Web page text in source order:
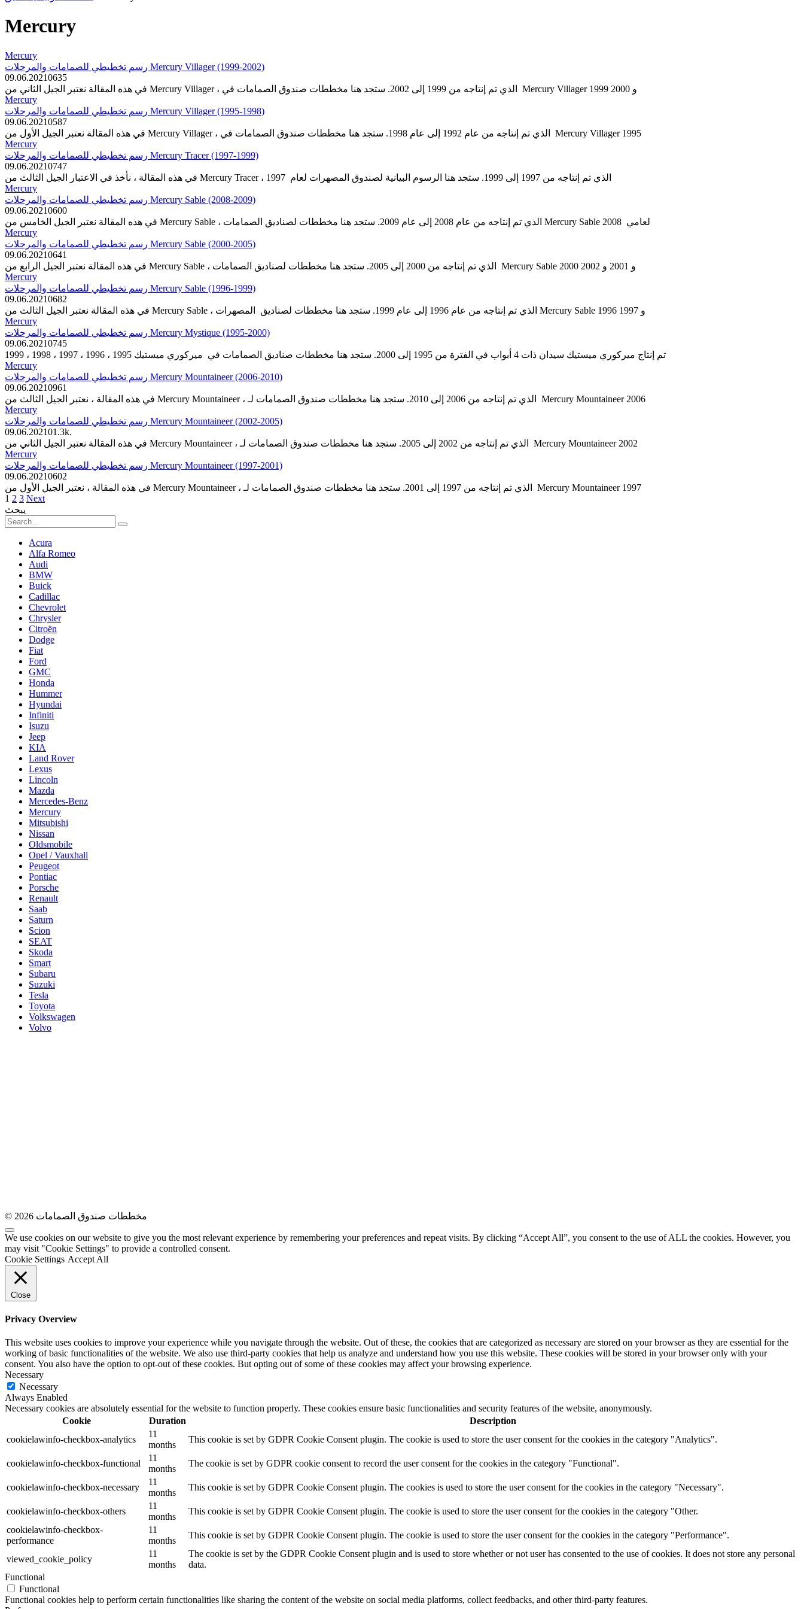
Mercury
Mercury
رسم تخطيطي للصمامات والمرحلات Mercury Villager (1999-2002)
09.06.20210635
في هذه المقالة نعتبر الجيل الثاني من Mercury Villager ، الذي تم إنتاجه من 1999 إلى 2002. ستجد هنا مخططات صندوق الصمامات في Mercury Villager 1999 و 2000
Mercury
رسم تخطيطي للصمامات والمرحلات Mercury Villager (1995-1998)
09.06.20210587
في هذه المقالة نعتبر الجيل الأول من Mercury Villager ، الذي تم إنتاجه من عام 1992 إلى عام 1998. ستجد هنا مخططات صندوق الصمامات في Mercury Villager 1995
Mercury
رسم تخطيطي للصمامات والمرحلات Mercury Tracer (1997-1999)
09.06.20210747
في هذه المقالة ، نأخذ في الاعتبار الجيل الثالث من Mercury Tracer ، الذي تم إنتاجه من 1997 إلى 1999. ستجد هنا الرسوم البيانية لصندوق المصهرات لعام 1997
Mercury
رسم تخطيطي للصمامات والمرحلات Mercury Sable (2008-2009)
09.06.20210600
في هذه المقالة نعتبر الجيل الخامس من Mercury Sable ، الذي تم إنتاجه من عام 2008 إلى عام 2009. ستجد هنا مخططات لصناديق الصمامات Mercury Sable لعامي 2008
Mercury
رسم تخطيطي للصمامات والمرحلات Mercury Sable (2000-2005)
09.06.20210641
في هذه المقالة نعتبر الجيل الرابع من Mercury Sable ، الذي تم إنتاجه من 2000 إلى 2005. ستجد هنا مخططات لصناديق الصمامات Mercury Sable 2000 و 2001 و 2002
Mercury
رسم تخطيطي للصمامات والمرحلات Mercury Sable (1996-1999)
09.06.20210682
في هذه المقالة نعتبر الجيل الثالث من Mercury Sable ، الذي تم إنتاجه من عام 1996 إلى عام 1999. ستجد هنا مخططات لصناديق المصهرات Mercury Sable 1996 و 1997
Mercury
رسم تخطيطي للصمامات والمرحلات Mercury Mystique (1995-2000)
09.06.20210745
تم إنتاج ميركوري ميستيك سيدان ذات 4 أبواب في الفترة من 1995 إلى 2000. ستجد هنا مخططات صناديق الصمامات في ميركوري ميستيك 1995 ، 1996 ، 1997 ، 1998 ، 1999
Mercury
رسم تخطيطي للصمامات والمرحلات Mercury Mountaineer (2006-2010)
09.06.20210961
في هذه المقالة ، نعتبر الجيل الثالث من Mercury Mountaineer ، الذي تم إنتاجه من 2006 إلى 2010. ستجد هنا مخططات صندوق الصمامات لـ Mercury Mountaineer 2006
Mercury
رسم تخطيطي للصمامات والمرحلات Mercury Mountaineer (2002-2005)
09.06.202101.3k.
في هذه المقالة نعتبر الجيل الثاني من Mercury Mountaineer ، الذي تم إنتاجه من 2002 إلى 2005. ستجد هنا مخططات صندوق الصمامات لـ Mercury Mountaineer 2002
Mercury
رسم تخطيطي للصمامات والمرحلات Mercury Mountaineer (1997-2001)
09.06.20210602
في هذه المقالة ، نعتبر الجيل الأول من Mercury Mountaineer ، الذي تم إنتاجه من 1997 إلى 2001. ستجد هنا مخططات صندوق الصمامات لـ Mercury Mountaineer 1997
Posts
pagination
1 2 3 Next
يبحث
Search
for:
Acura
Alfa Romeo
Audi
BMW
Buick
Cadillac
Chevrolet
Chrysler
Citroën
Dodge
Fiat
Ford
GMC
Honda
Hummer
Hyundai
Infiniti
Isuzu
Jeep
KIA
Land Rover
Lexus
Lincoln
Mazda
Mercedes-Benz
Mercury
Mitsubishi
Nissan
Oldsmobile
Opel / Vauxhall
Peugeot
Pontiac
Porsche
Renault
Saab
Saturn
Scion
SEAT
Skoda
Smart
Subaru
Suzuki
Tesla
Toyota
Volkswagen
Volvo
© 2026 مخططات صندوق الصمامات
We use cookies on our website to give you the most relevant experience by remembering your preferences and repeat visits. By clicking “Accept All”, you consent to the use of ALL the cookies. However, you
may visit "Cookie Settings" to provide a controlled consent.
Cookie Settings Accept All
Close
Privacy Overview
This website uses cookies to improve your experience while you navigate through the website. Out of these, the cookies that are categorized as necessary are stored on your browser as they are essential for the
working of basic functionalities of the website. We also use third-party cookies that help us analyze and understand how you use this website. These cookies will be stored in your browser only with your
consent. You also have the option to opt-out of these cookies. But opting out of some of these cookies may affect your browsing experience.
Necessary
Necessary
Always Enabled
Necessary cookies are absolutely essential for the website to function properly. These cookies ensure basic functionalities and security features of the website, anonymously.
Cookie
Duration
Description
cookielawinfo-checkbox-analytics
11
months
This cookie is set by GDPR Cookie Consent plugin. The cookie is used to store the user consent for the cookies in the category "Analytics".
cookielawinfo-checkbox-functional
11
months
The cookie is set by GDPR cookie consent to record the user consent for the cookies in the category "Functional".
cookielawinfo-checkbox-necessary
11
months
This cookie is set by GDPR Cookie Consent plugin. The cookies is used to store the user consent for the cookies in the category "Necessary".
cookielawinfo-checkbox-others
11
months
This cookie is set by GDPR Cookie Consent plugin. The cookie is used to store the user consent for the cookies in the category "Other.
cookielawinfo-checkbox-
performance
11
months
This cookie is set by GDPR Cookie Consent plugin. The cookie is used to store the user consent for the cookies in the category "Performance".
viewed_cookie_policy
11
months
The cookie is set by the GDPR Cookie Consent plugin and is used to store whether or not user has consented to the use of cookies. It does not store any personal
data.
Functional
Functional
Functional cookies help to perform certain functionalities like sharing the content of the website on social media platforms, collect feedbacks, and other third-party features.